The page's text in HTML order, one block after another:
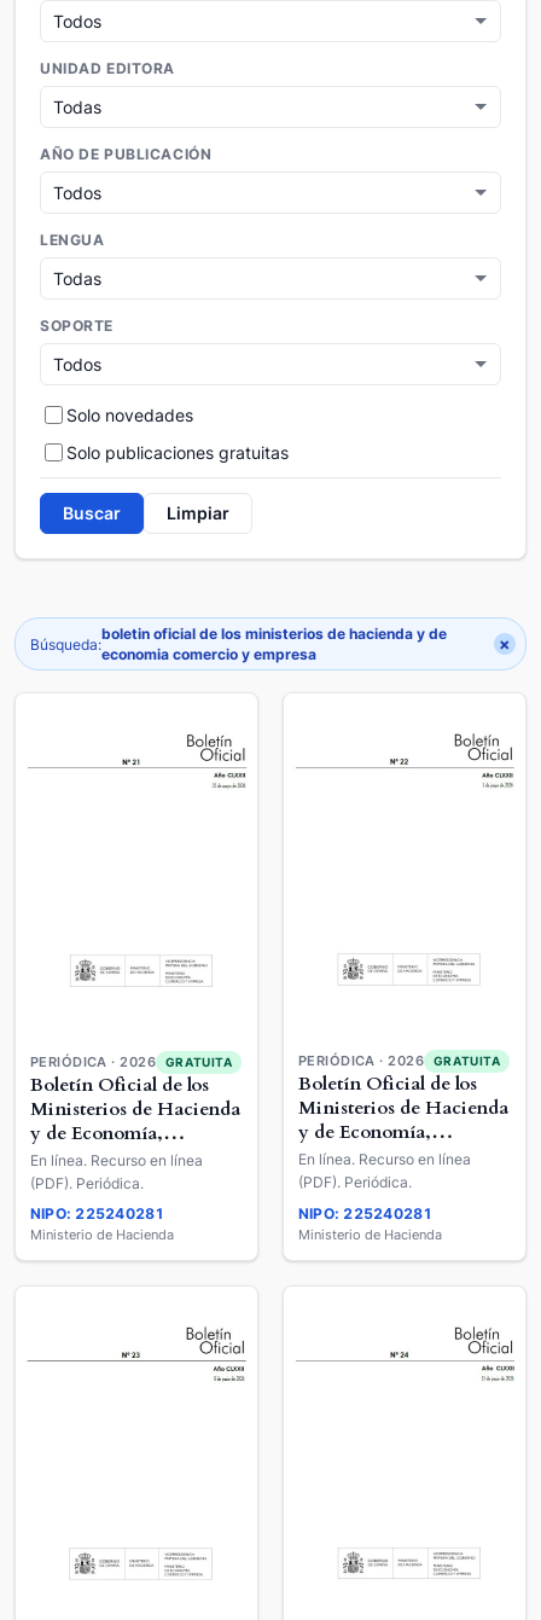
UNIDAD EDITORA
AÑO DE PUBLICACIÓN
LENGUA
SOPORTE
Solo novedades
Solo publicaciones gratuitas
Buscar Limpiar
Búsqueda:
boletin oficial de los ministerios de hacienda y de
economia comercio y empresa
×
PERIÓDICA · 2026 GRATUITA
Boletín Oficial de los
Ministerios de Hacienda
y de Economía,
Comercio y Empresa
En línea. Recurso en línea
(PDF). Periódica.
NIPO: 225240281
Ministerio de Hacienda
PERIÓDICA · 2026 GRATUITA
Boletín Oficial de los
Ministerios de Hacienda
y de Economía,
Comercio y Empresa
En línea. Recurso en línea
(PDF). Periódica.
NIPO: 225240281
Ministerio de Hacienda